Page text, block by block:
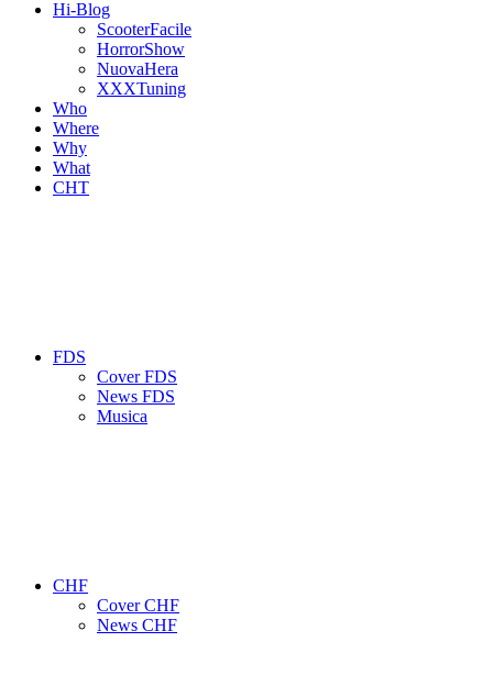
Hi-Blog
ScooterFacile
HorrorShow
NuovaHera
XXXTuning
Who
Where
Why
What
CHT
FDS
Cover FDS
News FDS
Musica
CHF
Cover CHF
News CHF